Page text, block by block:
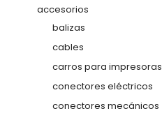
accesorios
balizas
cables
carros para impresoras
conectores eléctricos
conectores mecánicos